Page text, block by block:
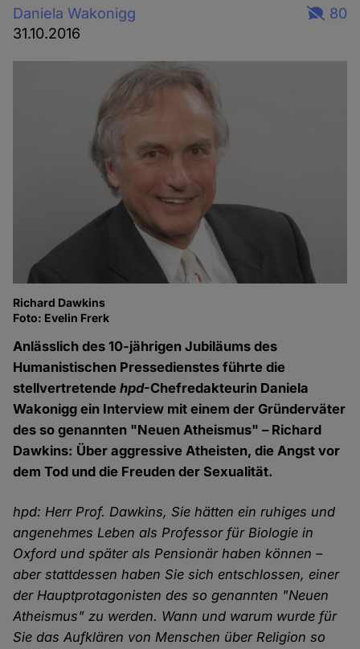
Daniela Wakonigg
31.10.2016
80
Richard Dawkins
Foto: Evelin Frerk
Anlässlich des 10-jährigen Jubiläums des
Humanistischen Pressedienstes führte die
stellvertretendehpd-Chefredakteurin Daniela
Wakonigg ein Interview mit einem der Gründerväter
des so genannten "Neuen Atheismus" – Richard
Dawkins: Über aggressive Atheisten, die Angst vor
dem Tod und die Freuden der Sexualität.
hpd: Herr Prof. Dawkins, Sie hätten ein ruhiges und
angenehmes Leben als Professor für Biologie in
Oxford und später als Pensionär haben können –
aber stattdessen haben Sie sich entschlossen, einer
der Hauptprotagonisten des so genannten "Neuen
Atheismus" zu werden. Wann und warum wurde für
Sie das Aufklären von Menschen über Religion so